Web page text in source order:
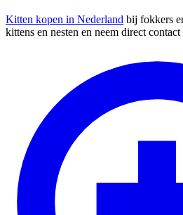
Kitten kopen in Nederland bij fokkers
kittens en nesten en neem direct